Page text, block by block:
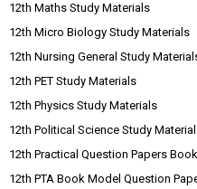
12th Maths Study Materials
12th Micro Biology Study Materials
12th Nursing General Study
12th PET Study Materials
12th Physics Study Materials
12th Political Science Study
12th Practical Question Papers
12th PTA Book Model Question